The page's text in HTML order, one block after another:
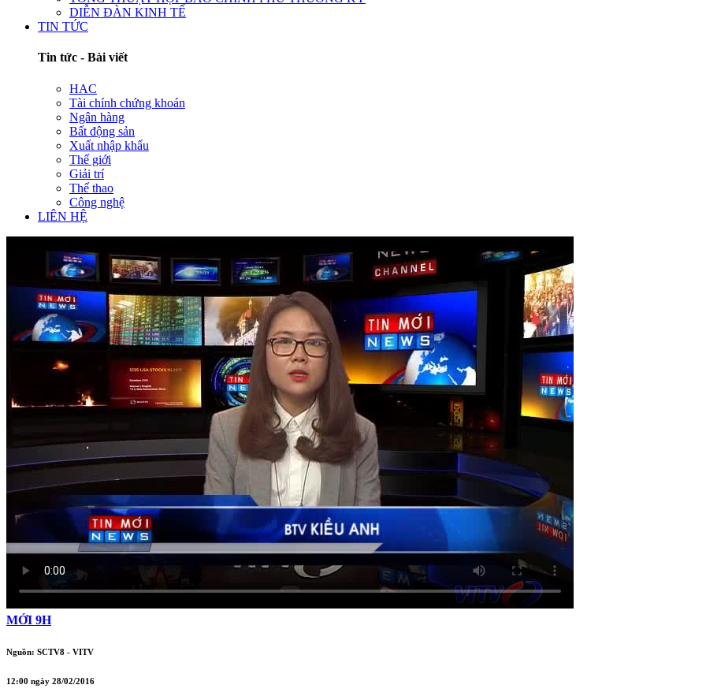
DIỄN ĐÀN KINH TẾ
TIN TỨC
Tin tức - Bài viết
HAC
Tài chính chứng khoán
Ngân hàng
Bất động sản
Xuất nhập khẩu
Thế giới
Giải trí
Thể thao
Công nghệ
LIÊN HỆ
MỚI 9H
Nguồn: SCTV8 - VITV
12:00 ngày 28/02/2016